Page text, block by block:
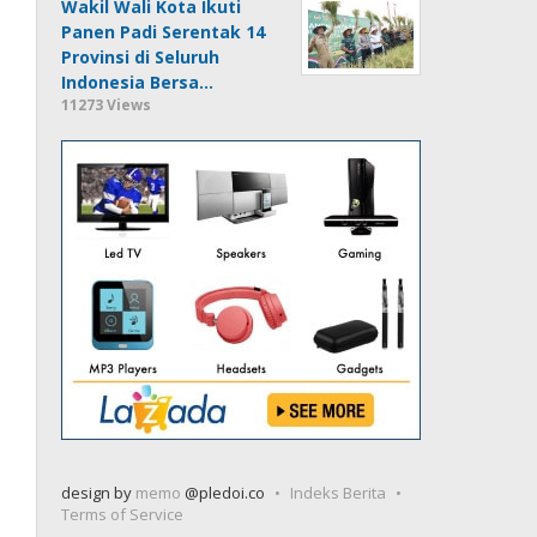
Wakil Wali Kota Ikuti
Panen Padi Serentak 14
Provinsi di Seluruh
Indonesia Bersa…
11273 Views
design by memo @pledoi.co
Indeks Berita
Terms of Service